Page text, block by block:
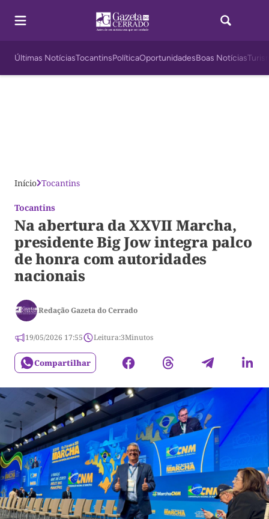
Últimas NotíciasTocantinsPolíticaOportunidadesBoas Notícias
Início Tocantins
Tocantins
Na abertura da XXVII Marcha,
presidente Big Jow integra palco
de honra com autoridades
nacionais
Redação Gazeta do Cerrado
19/05/2026 17:55 Leitura:3Minutos
Compartilhar